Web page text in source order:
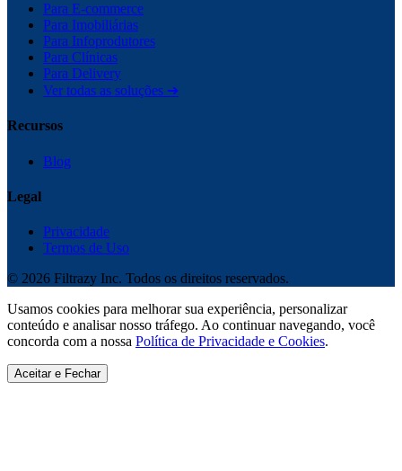
Para E-commerce
Para Imobiliárias
Para Infoprodutores
Para Clínicas
Para Delivery
Ver todas as soluções ➔
Recursos
Blog
Legal
Privacidade
Termos de Uso
© 2026 Filtrazy Inc. Todos os direitos reservados.
Usamos cookies para melhorar sua experiência, personalizar
conteúdo e analisar nosso tráfego. Ao continuar navegando, você
concorda com a nossa Política de Privacidade e Cookies.
Aceitar e Fechar